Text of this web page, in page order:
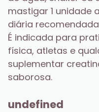
mastigar 1 unidade
diária
É indicada para
física, atletas e
suplementar
saborosa.
undefined